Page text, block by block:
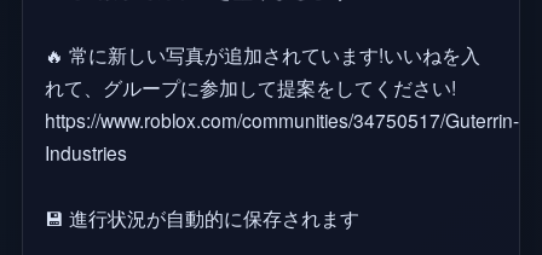
🔥 常に新しい写真が追加されています!いいねを入
れて、グループに参加して提案をしてください!
https://www.roblox.com/communities/34750517/Guterrin-
Industries
💾 進行状況が自動的に保存されます